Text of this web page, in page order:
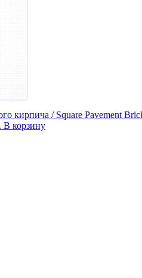
кирпича / Square Pavement
В корзину